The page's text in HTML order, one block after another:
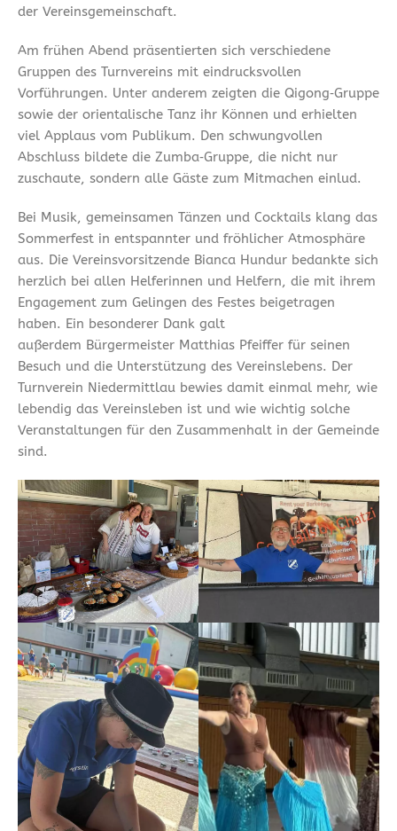
der Vereinsgemeinschaft.
Am frühen Abend präsentierten sich verschiedene
Gruppen des Turnvereins mit eindrucksvollen
Vorführungen. Unter anderem zeigten die Qigong‑Gruppe
sowie der orientalische Tanz ihr Können und erhielten
viel Applaus vom Publikum. Den schwungvollen
Abschluss bildete die Zumba‑Gruppe, die nicht nur
zuschaute, sondern alle Gäste zum Mitmachen einlud.
Bei Musik, gemeinsamen Tänzen und Cocktails klang das
Sommerfest in entspannter und fröhlicher Atmosphäre
aus. Die Vereinsvorsitzende Bianca Hundur bedankte sich
herzlich bei allen Helferinnen und Helfern, die mit ihrem
Engagement zum Gelingen des Festes beigetragen
haben. Ein besonderer Dank galt
außerdem Bürgermeister Matthias Pfeiffer für seinen
Besuch und die Unterstützung des Vereinslebens. Der
Turnverein Niedermittlau bewies damit einmal mehr, wie
lebendig das Vereinsleben ist und wie wichtig solche
Veranstaltungen für den Zusammenhalt in der Gemeinde
sind.